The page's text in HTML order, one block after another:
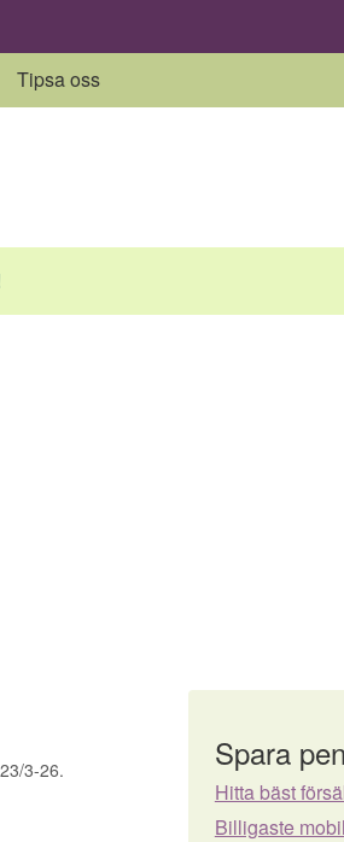
Tipsa oss
3-26. Spara
Hitta bäst
Billigaste